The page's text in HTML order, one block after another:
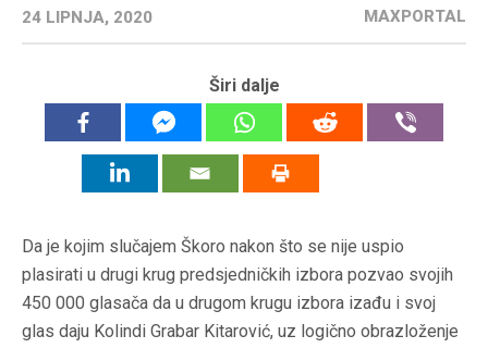
24 LIPNJA, 2020 MAXPORTAL
Širi dalje
Da je kojim slučajem Škoro nakon što se nije uspio
plasirati u drugi krug predsjedničkih izbora pozvao svojih
450 000 glasača da u drugom krugu izbora izađu i svoj
glas daju Kolindi Grabar Kitarović, uz logično obrazloženje